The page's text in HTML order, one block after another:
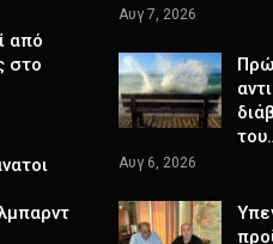
από
στο
Αυγ 7, 2026
Αυγ 6, 2026